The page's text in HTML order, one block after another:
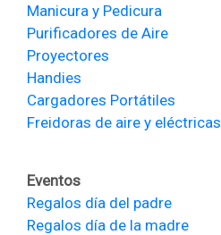
Manicura y Pedicura
Purificadores de Aire
Proyectores
Handies
Cargadores Portátiles
Freidoras de aire y eléctricas
Eventos
Regalos día del padre
Regalos día de la madre